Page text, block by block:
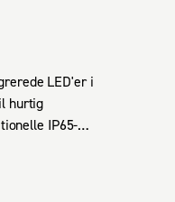
LED'er i
hurtig
IP65-